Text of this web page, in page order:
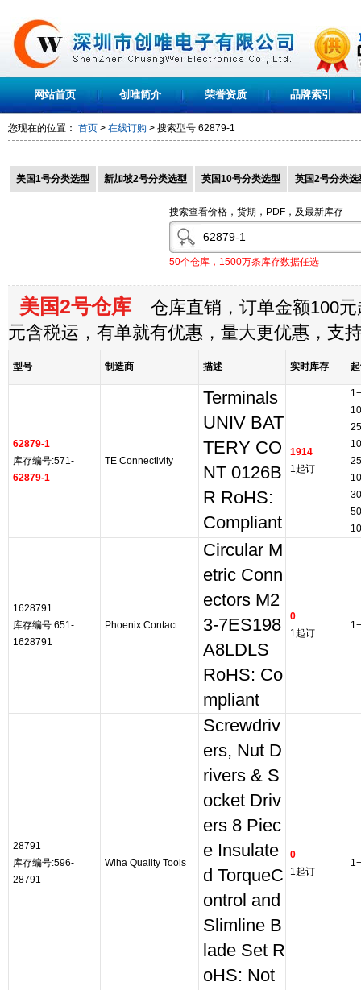
网站首页 创唯简介 荣誉资质 品牌索引
您现在的位置： 首页 > 在线订购 > 搜索型号 62879-1
美国1号分类选型 新加坡2号分类选型 英国10号分类选型 英国2号分类选
搜索查看价格，货期，PDF，及最新库存
50个仓库，1500万条库存数据任选
美国2号仓库 仓库直销，订单金额100元
元含税运，有单就有优惠，量大更优惠，支
型号 制造商 描述 实时库存
62879-1
库存编号:571-
62879-1
TE Connectivity
Terminals
UNIV BAT
TERY CO
NT 0126B
R RoHS:
Compliant
1914
1起订
1+
1628791
库存编号:651-
1628791
Phoenix Contact
Circular M
etric Conn
ectors M2
3-7ES198
A8LDLS
RoHS: Co
mpliant
0
1起订
1+
28791
库存编号:596-
28791
Wiha Quality Tools
Screwdriv
ers, Nut D
rivers & S
ocket Driv
ers 8 Piec
e Insulate
d TorqueC
ontrol and
Slimline B
lade Set R
oHS: Not
0
1起订
1+